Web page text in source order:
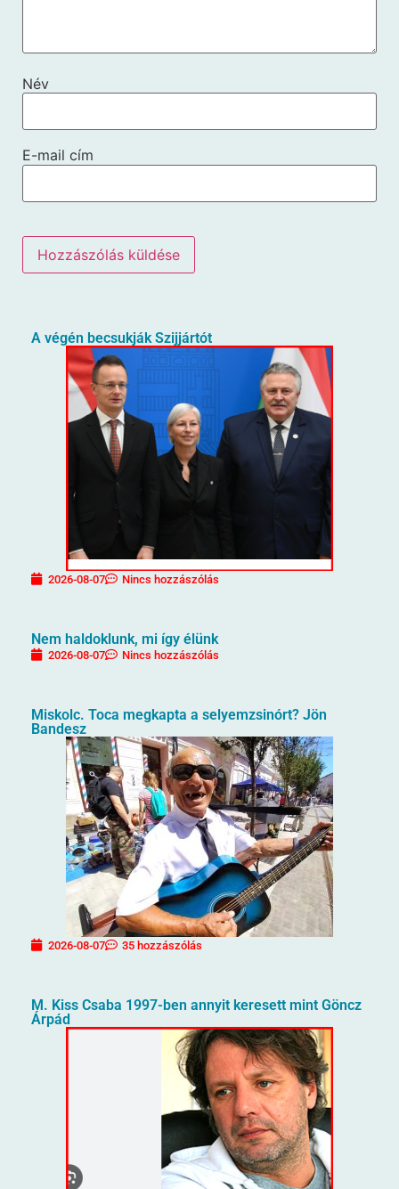
Név
E-mail cím
A végén becsukják Szijjártót
2026-08-07 Nincs hozzászólás
Nem haldoklunk, mi így élünk
2026-08-07 Nincs hozzászólás
Miskolc. Toca megkapta a selyemzsinórt? Jön
Bandesz
2026-08-07 35 hozzászólás
M. Kiss Csaba 1997-ben annyit keresett mint Göncz
Árpád